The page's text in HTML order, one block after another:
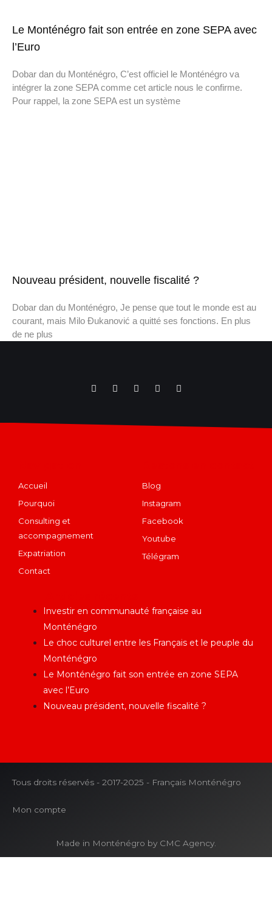
Le Monténégro fait son entrée en zone SEPA avec
l’Euro
Dobar dan du Monténégro, C’est officiel le Monténégro va
intégrer la zone SEPA comme cet article nous le confirme.
Pour rappel, la zone SEPA est un système
Nouveau président, nouvelle fiscalité ?
Dobar dan du Monténégro, Je pense que tout le monde est au
courant, mais Milo Đukanović a quitté ses fonctions. En plus
de ne plus
Accueil
Pourquoi
Consulting et
accompagnement
Expatriation
Contact
Blog
Instagram
Facebook
Youtube
Télégram
Investir en communauté française au
Monténégro
Le choc culturel entre les Français et le peuple du
Monténégro
Le Monténégro fait son entrée en zone SEPA
avec l’Euro
Nouveau président, nouvelle fiscalité ?
Tous droits réservés - 2017-2025 - Français Monténégro
Mon compte
Made in Monténégro by CMC Agency.